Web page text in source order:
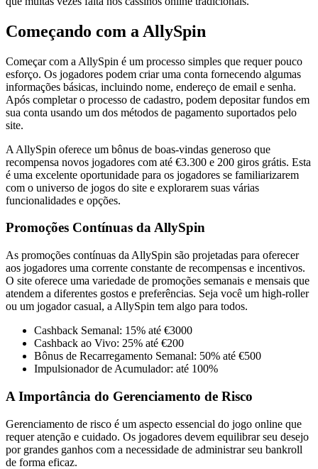
Começando com a AllySpin
Começar com a AllySpin é um processo simples que requer pouco
esforço. Os jogadores podem criar uma conta fornecendo algumas
informações básicas, incluindo nome, endereço de email e senha.
Após completar o processo de cadastro, podem depositar fundos em
sua conta usando um dos métodos de pagamento suportados pelo
site.
A AllySpin oferece um bônus de boas-vindas generoso que
recompensa novos jogadores com até €3.300 e 200 giros grátis. Esta
é uma excelente oportunidade para os jogadores se familiarizarem
com o universo de jogos do site e explorarem suas várias
funcionalidades e opções.
Promoções Contínuas da AllySpin
As promoções contínuas da AllySpin são projetadas para oferecer
aos jogadores uma corrente constante de recompensas e incentivos.
O site oferece uma variedade de promoções semanais e mensais que
atendem a diferentes gostos e preferências. Seja você um high-roller
ou um jogador casual, a AllySpin tem algo para todos.
Cashback Semanal: 15% até €3000
Cashback ao Vivo: 25% até €200
Bônus de Recarregamento Semanal: 50% até €500
Impulsionador de Acumulador: até 100%
A Importância do Gerenciamento de Risco
Gerenciamento de risco é um aspecto essencial do jogo online que
requer atenção e cuidado. Os jogadores devem equilibrar seu desejo
por grandes ganhos com a necessidade de administrar seu bankroll
de forma eficaz.